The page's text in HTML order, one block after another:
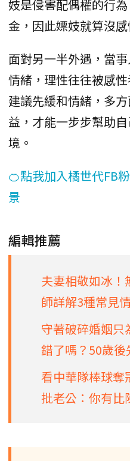
妓是侵害配偶權的行
金，因此嫖妓就算沒
面對另一半外遇，當
情緒，理性往往被感
建議先緩和情緒，多
益，才能一步步幫助
境。
🍊點我加入橘世代FB
景
編輯推薦
夫妻相敬如冰！
師詳解3種常見
守著破碎婚姻只
錯了嗎？50歲
看中華隊棒球奪
批老公：你有比